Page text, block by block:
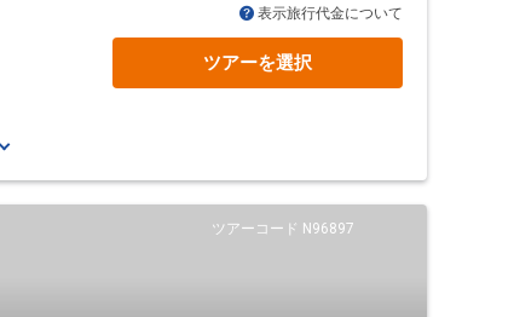
表示旅行代金について
ツアーを選択
ツアーコード N96897